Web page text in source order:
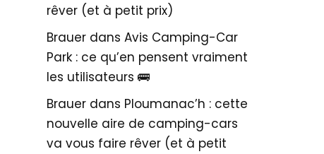
rêver (et à petit prix)
Brauer dans Avis Camping-Car
Park : ce qu’en pensent vraiment
les utilisateurs 🚌
Brauer dans Ploumanac’h : cette
nouvelle aire de camping-cars
va vous faire rêver (et à petit